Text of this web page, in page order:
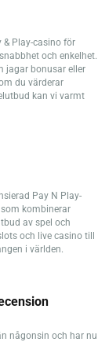
& Play-casino för
och enkelhet.
jagar bonusar eller
du värderar
kan vi varmt
Pay N Play-
kombinerar
av spel och
och live casino till
i världen.
någonsin och har nu